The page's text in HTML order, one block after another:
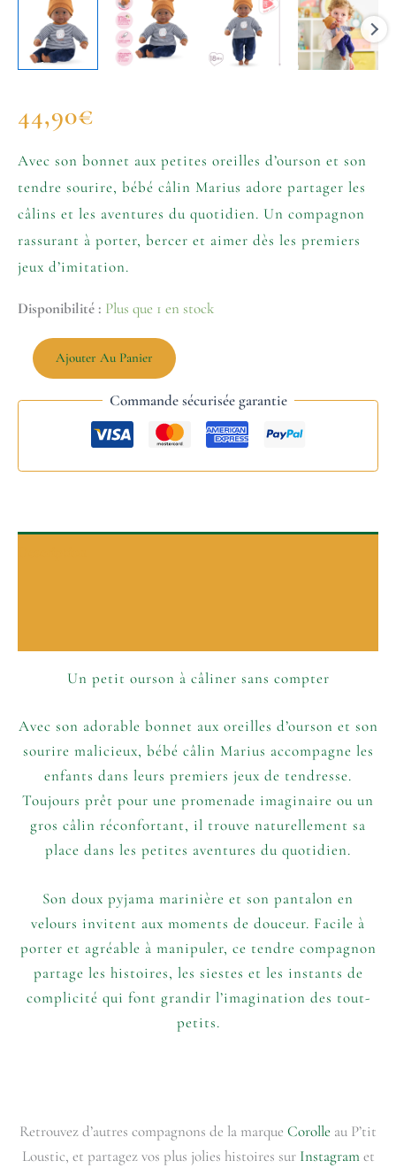
44,90€
Avec son bonnet aux petites oreilles d’ourson et son
tendre sourire, bébé câlin Marius adore partager les
câlins et les aventures du quotidien. Un compagnon
rassurant à porter, bercer et aimer dès les premiers
jeux d’imitation.
Disponibilité : Plus que 1 en stock
Ajouter Au Panier
Commande sécurisée garantie
Un petit ourson à câliner sans compter
Avec son adorable bonnet aux oreilles d’ourson et son
sourire malicieux, bébé câlin Marius accompagne les
enfants dans leurs premiers jeux de tendresse.
Toujours prêt pour une promenade imaginaire ou un
gros câlin réconfortant, il trouve naturellement sa
place dans les petites aventures du quotidien.
Son doux pyjama marinière et son pantalon en
velours invitent aux moments de douceur. Facile à
porter et agréable à manipuler, ce tendre compagnon
partage les histoires, les siestes et les instants de
complicité qui font grandir l’imagination des tout-
petits.
Retrouvez d’autres compagnons de la marque Corolle au P’tit
Loustic, et partagez vos plus jolies histoires sur Instagramet